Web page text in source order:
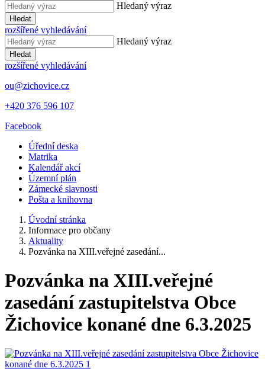
Hledaný výraz
Hledat
rozšířené vyhledávání
Hledaný výraz
Hledat
rozšířené vyhledávání
ou@zichovice.cz
+420 ​​376 596 107
Facebook
Úřední deska
Matrika
Kalendář akcí
Územní plán
Zámecké slavnosti
Pošta a knihovna
Úvodní stránka
Informace pro občany
Aktuality
Pozvánka na XIII.veřejné zasedání...
Pozvánka na XIII.veřejné
zasedání zastupitelstva Obce
Žichovice konané dne 6.3.2025